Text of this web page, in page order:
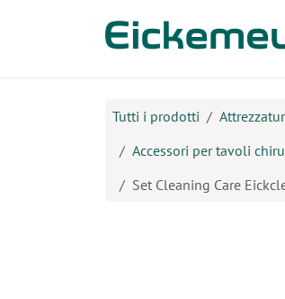
Tutti i prodotti
Accessori per tavoli
Set Cleaning Care